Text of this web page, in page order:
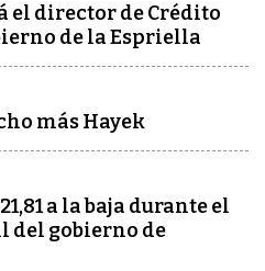
el director de Crédito
de la Espriella
más Hayek
a la baja durante el
del gobierno de